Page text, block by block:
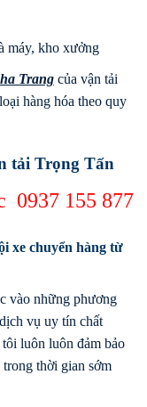
máy, kho xưởng
Trangcủa vận tải
hàng hóa theo quy
tải Trọng Tấn
0937 155 877
xe chuyển hàng từ
vào những phương
vụ uy tín chất
luôn luôn đảm bảo
trong thời gian sớm